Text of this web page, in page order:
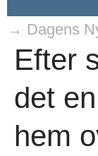
→ Dagens
Efter
det
hem